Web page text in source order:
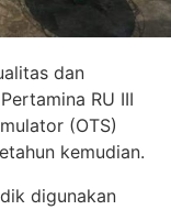
dan
RU III
(OTS)
kemudian.
digunakan